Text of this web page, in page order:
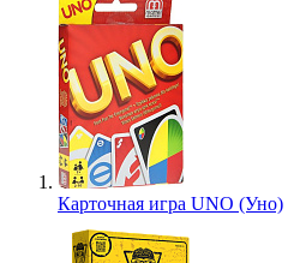
Карточная игра UNO (Уно)